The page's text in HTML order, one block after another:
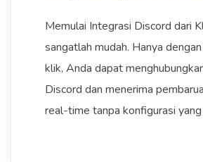
Memulai Integrasi Discord dari
sangatlah mudah. Hanya
klik, Anda dapat
Discord dan menerima
real-time tanpa konfigurasi